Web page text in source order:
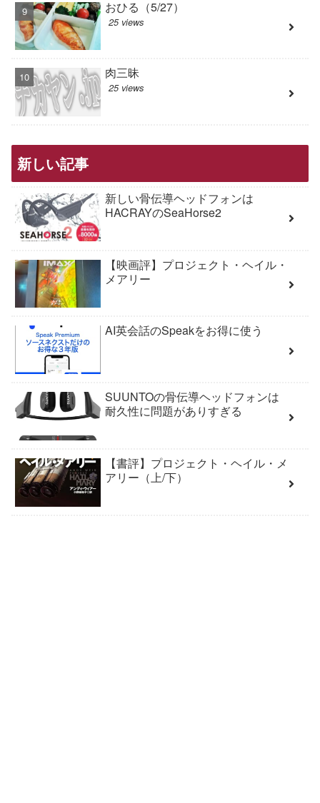
おひる（5/27）
25 views
肉三昧
25 views
新しい記事
新しい骨伝導ヘッドフォンは
HACRAYのSeaHorse2
【映画評】プロジェクト・ヘイル・
メアリー
AI英会話のSpeakをお得に使う
SUUNTOの骨伝導ヘッドフォンは
耐久性に問題がありすぎる
【書評】プロジェクト・ヘイル・メ
アリー（上/下）